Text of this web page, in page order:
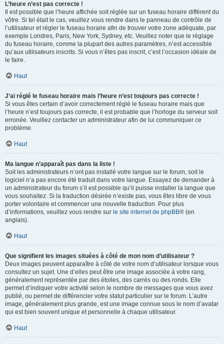
L’heure n’est pas correcte !
Il est possible que l’heure affichée soit réglée sur un fuseau horaire différent du
vôtre. Si tel était le cas, veuillez vous rendre dans le panneau de contrôle de
l’utilisateur et régler le fuseau horaire afin de trouver votre zone adéquate, par
exemple Londres, Paris, New York, Sydney, etc. Veuillez noter que le réglage
du fuseau horaire, comme la plupart des autres paramètres, n’est accessible
qu’aux utilisateurs inscrits. Si vous n’êtes pas inscrit, c’est l’occasion idéale de
le faire.
Haut
J’ai réglé le fuseau horaire mais l’heure n’est toujours pas correcte !
Si vous êtes certain d’avoir correctement réglé le fuseau horaire mais que
l’heure n’est toujours pas correcte, il est probable que l’horloge du serveur soit
erronée. Veuillez contacter un administrateur afin de lui communiquer ce
problème.
Haut
Ma langue n’apparaît pas dans la liste !
Soit les administrateurs n’ont pas installé votre langue sur le forum, soit le
logiciel n’a pas encore été traduit dans votre langue. Essayez de demander à
un administrateur du forum s’il est possible qu’il puisse installer la langue que
vous souhaitez. Si la traduction désirée n’existe pas, vous êtes libre de vous
porter volontaire et commencer une nouvelle traduction. Pour plus
d’informations, veuillez vous rendre sur le site internet de phpBB® (en
anglais).
Haut
Que signifient les images situées à côté de mon nom d’utilisateur ?
Deux images peuvent apparaître à côté de votre nom d’utilisateur lorsque vous
consultez un sujet. Une d’elles peut être une image associée à votre rang,
généralement représentée par des étoiles, des carrés ou des ronds. Elle
permet d’indiquer votre activité selon le nombre de messages que vous avez
publié, ou permet de différencier votre statut particulier sur le forum. L’autre
image, généralement plus grande, est une image connue sous le nom d’avatar
qui est bien souvent unique et personnelle à chaque utilisateur.
Haut